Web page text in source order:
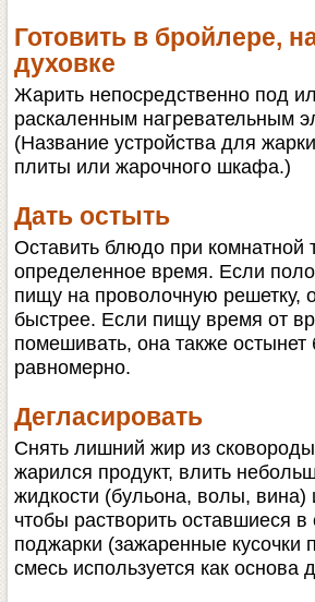
Готовить в бройлере,
духовке
Жарить непосредственно под
раскаленным нагревательным
(Название устройства для
плиты или жарочного шкафа.)
Дать остыть
Оставить блюдо при комнатной
определенное время. Если
пищу на проволочную решетку,
быстрее. Если пищу время от
помешивать, она также остынет
равномерно.
Дегласировать
Снять лишний жир из
жарился продукт, влить
жидкости (бульона, волы, вина)
чтобы растворить оставшиеся в
поджарки (зажаренные кусочки
смесь используется как основа